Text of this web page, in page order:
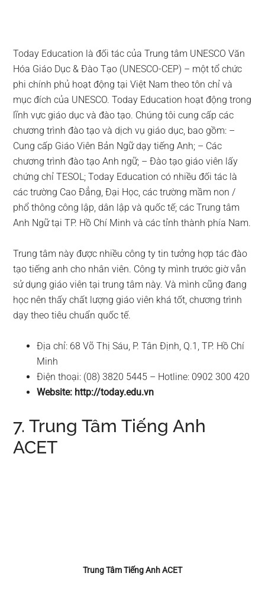
Today Education là đối tác của Trung tâm UNESCO Văn
Hóa Giáo Dục & Đào Tạo (UNESCO-CEP) – một tổ chức
phi chính phủ hoạt động tại Việt Nam theo tôn chỉ và
mục đích của UNESCO. Today Education hoạt động trong
lĩnh vực giáo dục và đào tạo. Chúng tôi cung cấp các
chương trình đào tạo và dịch vụ giáo dục, bao gồm: –
Cung cấp Giáo Viên Bản Ngữ dạy tiếng Anh; – Các
chương trình đào tạo Anh ngữ; – Đào tạo giáo viên lấy
chứng chỉ TESOL; Today Education có nhiều đối tác là
các trường Cao Đẳng, Đại Học, các trường mầm non /
phổ thông công lập, dân lập và quốc tế; các Trung tâm
Anh Ngữ tại TP. Hồ Chí Minh và các tỉnh thành phía Nam.
Trung tâm này được nhiều công ty tin tưởng hợp tác đào
tạo tiếng anh cho nhân viên. Công ty mình trước giờ vẫn
sử dụng giáo viên tại trung tâm này. Và mình cũng đang
học nên thấy chất lượng giáo viên khá tốt, chương trình
dạy theo tiêu chuẩn quốc tế.
Địa chỉ: 68 Võ Thị Sáu, P. Tân Định, Q.1, TP. Hồ Chí
Minh
Điện thoại: (08) 3820 5445 – Hotline: 0902 300 420
Website: http://today.edu.vn
7. Trung Tâm Tiếng Anh
ACET
Trung Tâm Tiếng Anh ACET